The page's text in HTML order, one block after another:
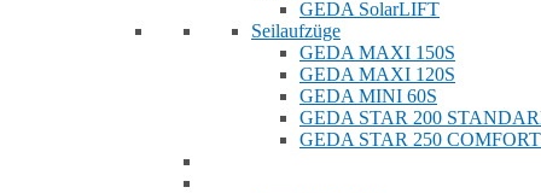
GEDA SolarLIFT
Seilaufzüge
GEDA MAXI 150S
GEDA MAXI 120S
GEDA MINI 60S
GEDA STAR 200
GEDA STAR 250 COMFORT